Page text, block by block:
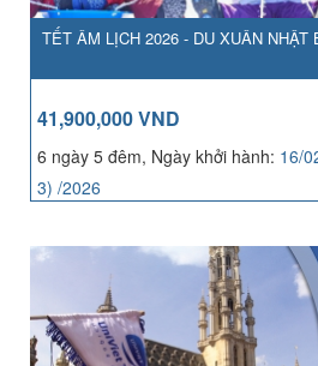
TẾT ÂM LỊCH 2026 - DU XUÂN NHẬT
41,900,000 VND
6 ngày 5 đêm, Ngày khởi hành: 16/
3) /2026